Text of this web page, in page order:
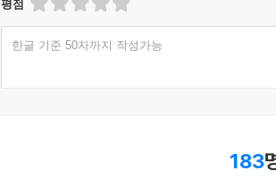
평점
한글 기준 50자까지 작성가능
183